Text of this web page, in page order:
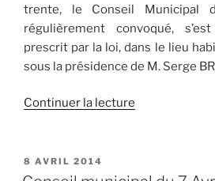
trente, le Conseil Municipal
régulièrement convoqué,
prescrit par la loi, dans le lieu
sous la présidence de M. Serge
Continuer la lecture
PUBLIÉ
LE
8 AVRIL 2014